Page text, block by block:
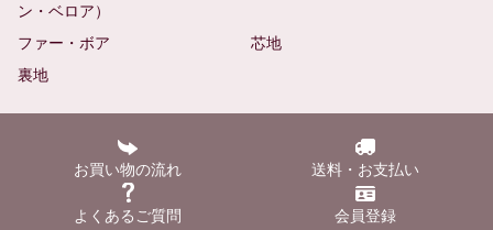
ン・ベロア）
ファー・ボア
芯地
裏地
お買い物の流れ 送料・お支払い
よくあるご質問 会員登録